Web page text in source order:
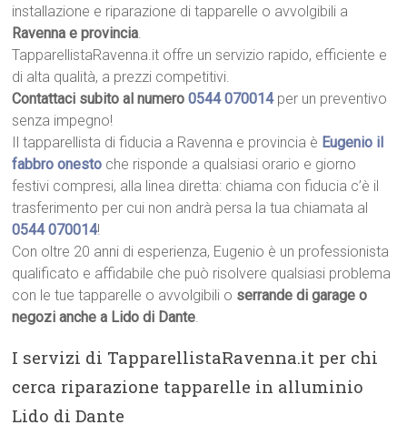
installazione e riparazione di tapparelle o avvolgibili a
Ravenna e provincia.
TapparellistaRavenna.it offre un servizio rapido, efficiente e
di alta qualità, a prezzi competitivi.
Contattaci subito al numero0544 070014per un preventivo
senza impegno!
Il tapparellista di fiducia a Ravenna e provincia è Eugenio il
fabbro onesto che risponde a qualsiasi orario e giorno
festivi compresi, alla linea diretta: chiama con fiducia c’è il
trasferimento per cui non andrà persa la tua chiamata al
0544 070014!
Con oltre 20 anni di esperienza, Eugenio è un professionista
qualificato e affidabile che può risolvere qualsiasi problema
con le tue tapparelle o avvolgibili o serrande di garage o
negozi anche a Lido di Dante.
I servizi di TapparellistaRavenna.it per chi
cerca riparazione tapparelle in alluminio
Lido di Dante